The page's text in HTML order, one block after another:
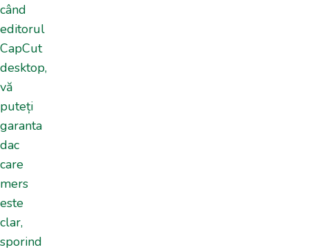
când
editorul
CapCut
desktop,
vă
puteți
garanta
dac
care
mers
este
clar,
sporind